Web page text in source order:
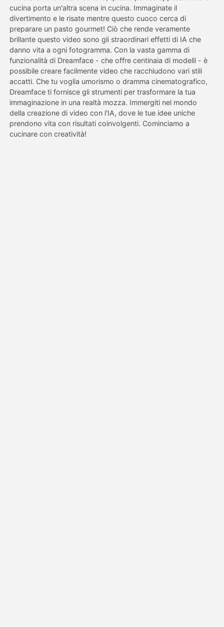
Prezzi
API
cucina porta un'altra scena in cucina. Immaginate il
divertimento e le risate mentre questo cuoco cerca di
preparare un pasto gourmet! Ciò che rende veramente
brillante questo video sono gli straordinari effetti di IA che
danno vita a ogni fotogramma. Con la vasta gamma di
funzionalità di Dreamface - che offre centinaia di modelli - è
possibile creare facilmente video che racchiudono vari stili
accatti. Che tu voglia umorismo o dramma cinematografico,
Dreamface ti fornisce gli strumenti per trasformare la tua
immaginazione in una realtà mozza. Immergiti nel mondo
della creazione di video con l'IA, dove le tue idee uniche
prendono vita con risultati coinvolgenti. Cominciamo a
cucinare con creatività!